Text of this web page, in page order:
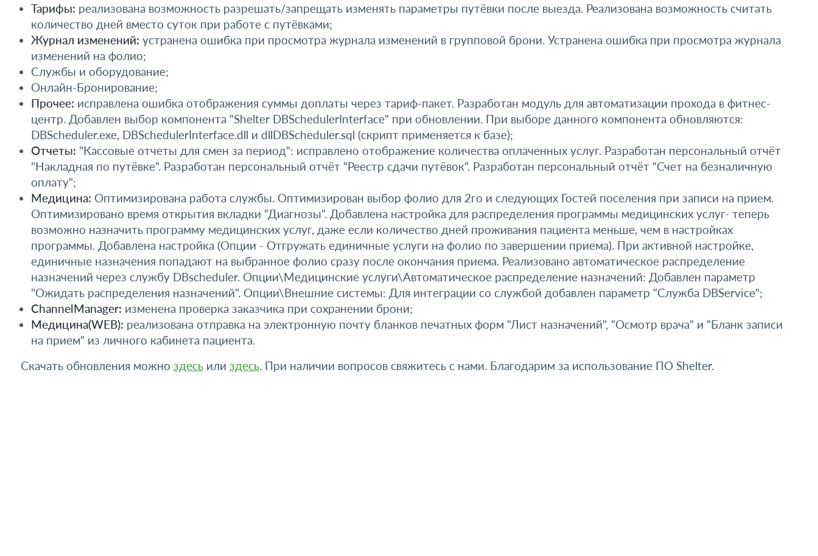
Тарифы: реализована возможность разрешать/запрещать изменять параметры путёвки после выезда. Реализована возможность считать
количество дней вместо суток при работе с путёвками;
Журнал изменений: устранена ошибка при просмотра журнала изменений в групповой брони. Устранена ошибка при просмотра журнала
изменений на фолио;
Службы и оборудование;
Онлайн-Бронирование;
Прочее: исправлена ошибка отображения суммы доплаты через тариф-пакет. Разработан модуль для автоматизации прохода в фитнес-
центр. Добавлен выбор компонента "Shelter DBSchedulerInterface" при обновлении. При выборе данного компонента обновляются:
DBScheduler.exe, DBSchedulerInterface.dll и dllDBScheduler.sql (скрипт применяется к базе);
Отчеты: "Кассовые отчеты для смен за период": исправлено отображение количества оплаченных услуг. Разработан персональный отчёт
"Накладная по путёвке". Разработан персональный отчёт "Реестр сдачи путёвок". Разработан персональный отчёт "Счет на безналичную
оплату";
Медицина: Оптимизирована работа службы. Оптимизирован выбор фолио для 2го и следующих Гостей поселения при записи на прием.
Оптимизировано время открытия вкладки "Диагнозы". Добавлена настройка для распределения программы медицинских услуг- теперь
возможно назначить программу медицинских услуг, даже если количество дней проживания пациента меньше, чем в настройках
программы. Добавлена настройка (Опции - Отгружать единичные услуги на фолио по завершении приема). При активной настройке,
единичные назначения попадают на выбранное фолио сразу после окончания приема. Реализовано автоматическое распределение
назначений через службу DBscheduler. Опции\Медицинские услуги\Автоматическое распределение назначений: Добавлен параметр
"Ожидать распределения назначений". Опции\Внешние системы: Для интеграции со службой добавлен параметр "Служба DBService";
ChannelManager: изменена проверка заказчика при сохранении брони;
Медицина(WEB): реализована отправка на электронную почту бланков печатных форм "Лист назначений", "Осмотр врача" и "Бланк записи
на прием" из личного кабинета пациента.
Скачать обновления можно здесьили здесь. При наличии вопросов свяжитесь с нами. Благодарим за использование ПО Shelter.